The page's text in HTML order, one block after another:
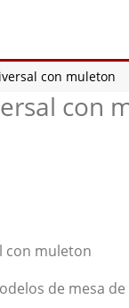
con muleton
con
con muleton
de mesa